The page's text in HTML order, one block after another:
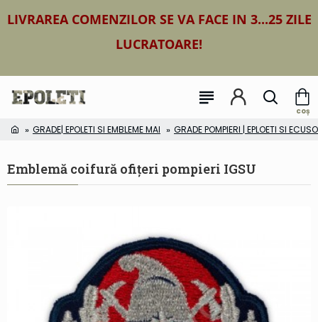
LIVRAREA COMENZILOR SE VA FACE IN 3...25 ZILE
LUCRATOARE!
GRADE| EPOLETI SI EMBLEME MAI GRADE POMPIERI | EPLOETI SI
Emblemă coifură ofițeri pompieri IGSU